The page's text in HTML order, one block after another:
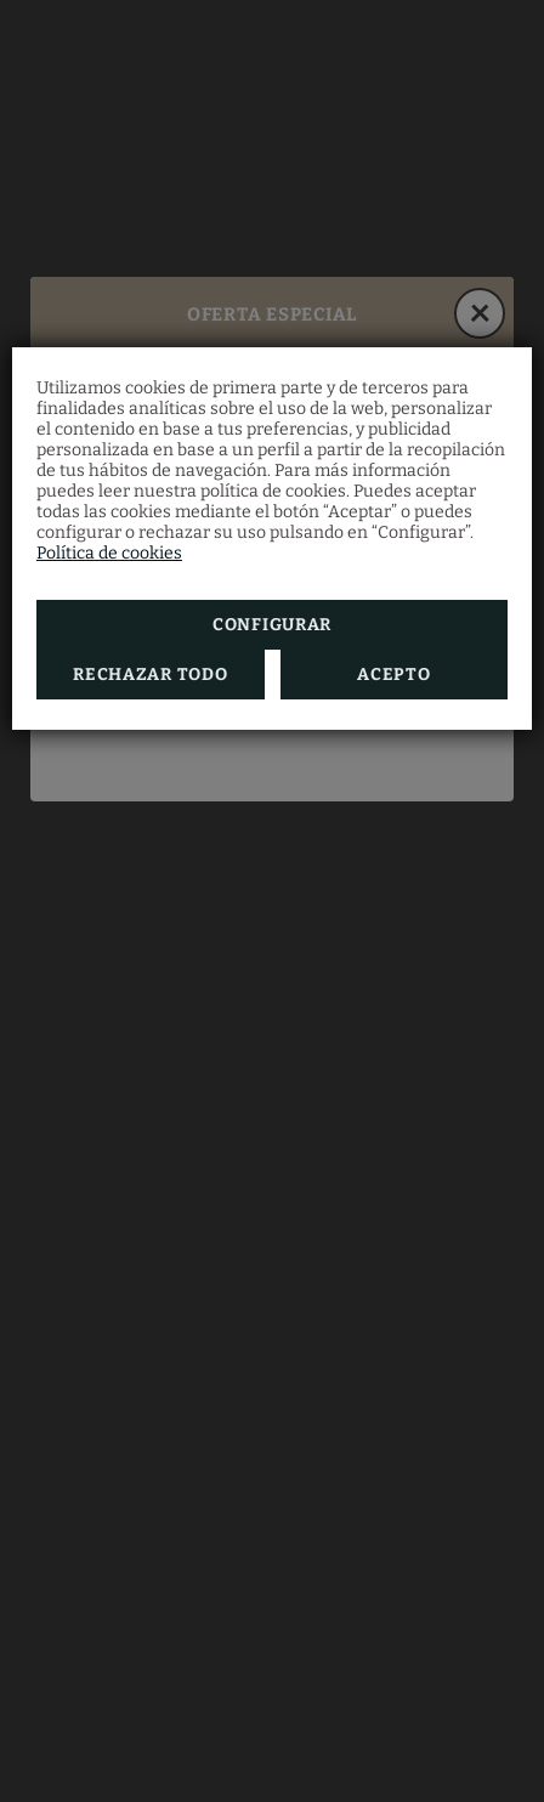
Utilizamos cookies de primera parte y de terceros para
finalidades analíticas sobre el uso de la web, personalizar
el contenido en base a tus preferencias, y publicidad
personalizada en base a un perfil a partir de la recopilación
de tus hábitos de navegación. Para más información
puedes leer nuestra política de cookies. Puedes aceptar
todas las cookies mediante el botón “Aceptar” o puedes
configurar o rechazar su uso pulsando en “Configurar”.
Política de cookies
CONFIGURAR
RECHAZAR TODO ACEPTO
OFERTA ESPECIAL
Oferta especial
Del 4 de marzo al 31 de agosto, ahorra un
10% en una selección de apartamentos
superiores con desayuno incluido. Oferta
válida sin mínimo de noches ni de
RESERVAR